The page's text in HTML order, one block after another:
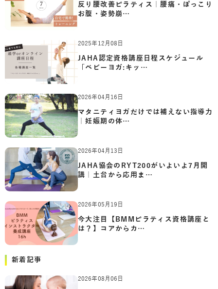
反り腰改善ピラティス｜腰痛・ぽっこり
お腹・姿勢崩…
2025年12月08日
JAHA認定資格講座日程スケジュール
「ベビーヨガ:キッ…
2026年04月16日
マタニティヨガだけでは補えない指導力
｜妊娠期の体…
2026年04月13日
JAHA協会のRYT200がいよいよ7月開
講｜土台から応用ま…
2026年05月19日
今大注目【BMMピラティス資格講座と
は？】コアからカ…
新着記事
2026年08月06日